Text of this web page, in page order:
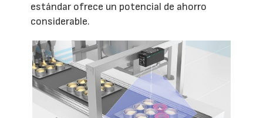
estándar ofrece un potencial de ahorro
considerable.